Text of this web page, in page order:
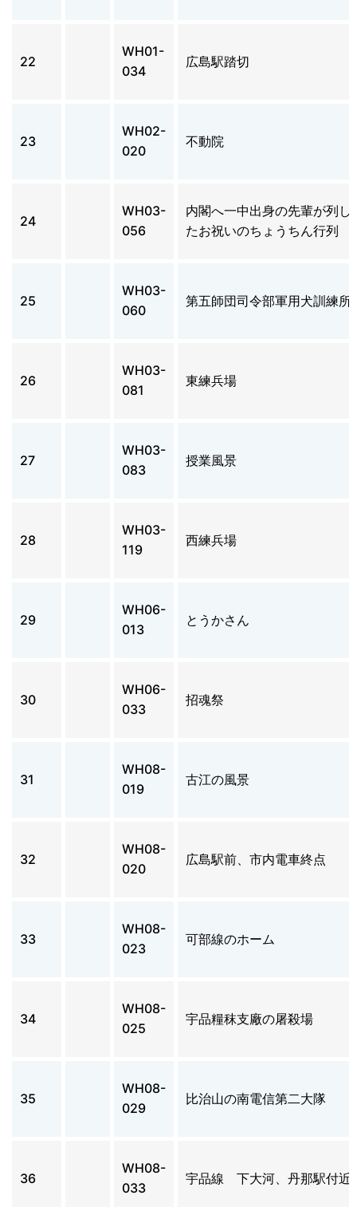
22
WH01-
034
広島駅踏切
23
WH02-
020
不動院
24
WH03-
056
内閣へ一中出身の先輩が列し
たお祝いのちょうちん行列
25
WH03-
060
第五師団司令部軍用犬訓練所
26
WH03-
081
東練兵場
27
WH03-
083
授業風景
28
WH03-
119
西練兵場
29
WH06-
013
とうかさん
30
WH06-
033
招魂祭
31
WH08-
019
古江の風景
32
WH08-
020
広島駅前、市内電車終点
33
WH08-
023
可部線のホーム
34
WH08-
025
宇品糧秣支廠の屠殺場
35
WH08-
029
比治山の南電信第二大隊
36
WH08-
033
宇品線 下大河、丹那駅付近